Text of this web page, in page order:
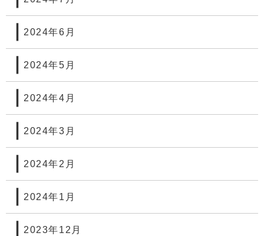
2024年6月
2024年5月
2024年4月
2024年3月
2024年2月
2024年1月
2023年12月